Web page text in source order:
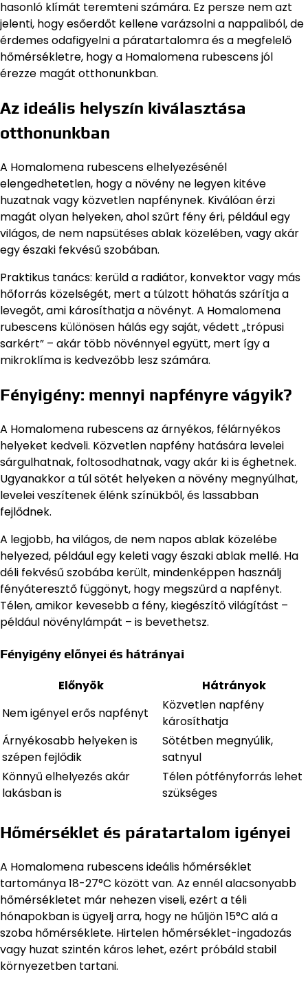
hasonló klímát teremteni számára. Ez persze nem azt
jelenti, hogy esőerdőt kellene varázsolni a nappaliból, de
érdemes odafigyelni a páratartalomra és a megfelelő
hőmérsékletre, hogy a Homalomena rubescens jól
érezze magát otthonunkban.
Az ideális helyszín kiválasztása
otthonunkban
A Homalomena rubescens elhelyezésénél
elengedhetetlen, hogy a növény ne legyen kitéve
huzatnak vagy közvetlen napfénynek. Kiválóan érzi
magát olyan helyeken, ahol szűrt fény éri, például egy
világos, de nem napsütéses ablak közelében, vagy akár
egy északi fekvésű szobában.
Praktikus tanács: kerüld a radiátor, konvektor vagy más
hőforrás közelségét, mert a túlzott hőhatás szárítja a
levegőt, ami károsíthatja a növényt. A Homalomena
rubescens különösen hálás egy saját, védett „trópusi
sarkért” – akár több növénnyel együtt, mert így a
mikroklíma is kedvezőbb lesz számára.
Fényigény: mennyi napfényre vágyik?
A Homalomena rubescens az árnyékos, félárnyékos
helyeket kedveli. Közvetlen napfény hatására levelei
sárgulhatnak, foltosodhatnak, vagy akár ki is éghetnek.
Ugyanakkor a túl sötét helyeken a növény megnyúlhat,
levelei veszítenek élénk színükből, és lassabban
fejlődnek.
A legjobb, ha világos, de nem napos ablak közelébe
helyezed, például egy keleti vagy északi ablak mellé. Ha
déli fekvésű szobába került, mindenképpen használj
fényáteresztő függönyt, hogy megszűrd a napfényt.
Télen, amikor kevesebb a fény, kiegészítő világítást –
például növénylámpát – is bevethetsz.
Fényigény előnyei és hátrányai
Előnyök
Hátrányok
Nem igényel erős napfényt
Közvetlen napfény
károsíthatja
Árnyékosabb helyeken is
szépen fejlődik
Sötétben megnyúlik,
satnyul
Könnyű elhelyezés akár
lakásban is
Télen pótfényforrás lehet
szükséges
Hőmérséklet és páratartalom igényei
A Homalomena rubescens ideális hőmérséklet
tartománya 18-27°C között van. Az ennél alacsonyabb
hőmérsékletet már nehezen viseli, ezért a téli
hónapokban is ügyelj arra, hogy ne hűljön 15°C alá a
szoba hőmérséklete. Hirtelen hőmérséklet-ingadozás
vagy huzat szintén káros lehet, ezért próbáld stabil
környezetben tartani.